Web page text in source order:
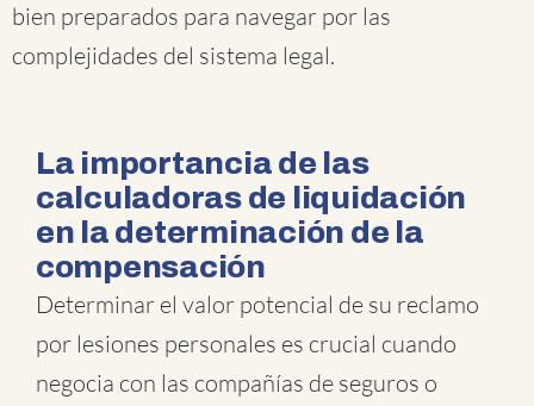
bien preparados para navegar por las
complejidades del sistema legal.
La importancia de las
calculadoras de liquidación
en la determinación de la
compensación
Determinar el valor potencial de su reclamo
por lesiones personales es crucial cuando
negocia con las compañías de seguros o